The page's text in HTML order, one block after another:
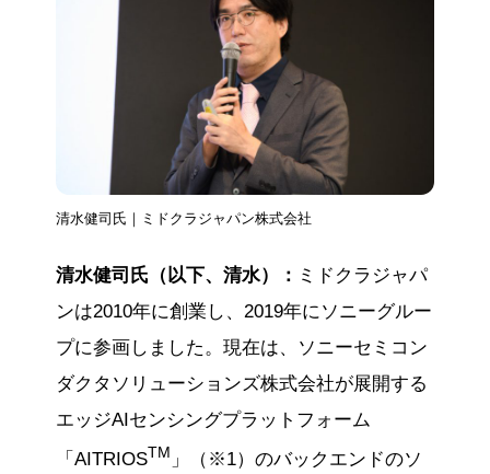
清水健司氏｜ミドクラジャパン株式会社
清水健司氏（以下、清水）： ミドクラジャパ
ンは2010年に創業し、2019年にソニーグルー
プに参画しました。現在は、ソニーセミコン
ダクタソリューションズ株式会社が展開する
エッジAIセンシングプラットフォーム
「AITRIOSTM 」（※1）のバックエンドのソ